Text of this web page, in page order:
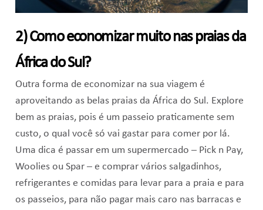
2) Como economizar muito nas praias da
África do Sul?
Outra forma de economizar na sua viagem é
aproveitando as belas praias da África do Sul. Explore
bem as praias, pois é um passeio praticamente sem
custo, o qual você só vai gastar para comer por lá.
Uma dica é passar em um supermercado – Pick n Pay,
Woolies ou Spar – e comprar vários salgadinhos,
refrigerantes e comidas para levar para a praia e para
os passeios, para não pagar mais caro nas barracas e